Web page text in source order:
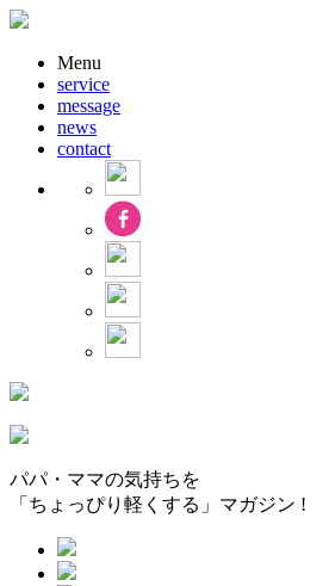
Menu
service
message
news
contact
パパ・ママの気持ちを
「ちょっぴり軽くする」マガジン !